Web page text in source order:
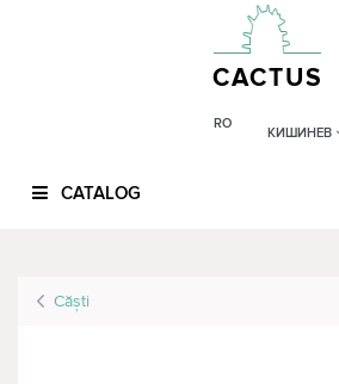
CACTUS
RO
КИШИНЕВ
CATALOG
Căşti